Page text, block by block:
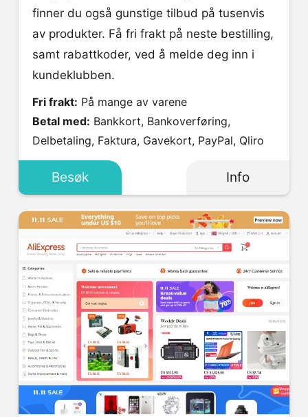
finner du også gunstige tilbud på tusenvis
av produkter. Få fri frakt på neste bestilling,
samt rabattkoder, ved å melde deg inn i
kundeklubben.
Fri frakt: På mange av varene
Betal med:
Delbetaling, Faktura, Gavekort, PayPal, Qliro
Besøk Info